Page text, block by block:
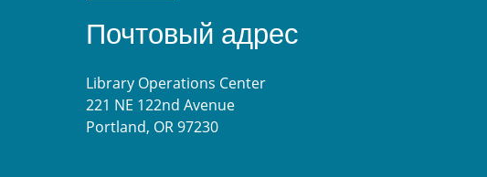
Почтовый адрес
Library Operations Center
221 NE 122nd Avenue
Portland, OR 97230